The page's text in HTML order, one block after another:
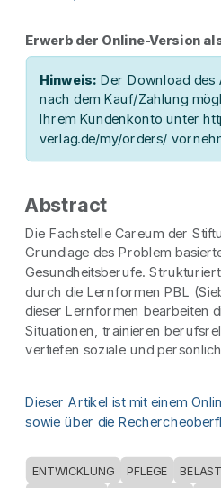
Erwerb der Online-Version
Hinweis: Der Download
nach dem Kauf/Zahlung
Ihrem Kundenkonto unter
verlag.de/my/orders/
Abstract
Die Fachstelle Careum der
Grundlage des Problem
Gesundheitsberufe.
durch die Lernformen PBL
dieser Lernformen bearbeiten
Situationen, trainieren
vertiefen soziale und
Dieser Artikel ist mit einem
sowie über die
ENTWICKLUNG PFLEGE